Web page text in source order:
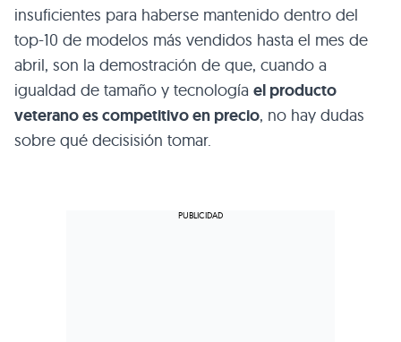
insuficientes para haberse mantenido dentro del
top-10 de modelos más vendidos hasta el mes de
abril, son la demostración de que, cuando a
igualdad de tamaño y tecnología el producto
veterano es competitivo en precio, no hay dudas
sobre qué decisisión tomar.